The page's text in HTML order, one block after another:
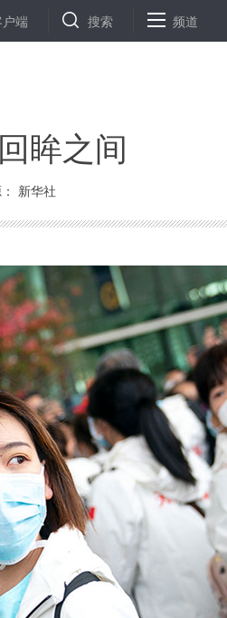
重组新冠疫苗获批启动临床试验
端 搜索 频道
眸之间
新华社